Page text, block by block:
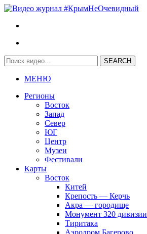
МЕНЮ
Регионы
Восток
Запад
Север
ЮГ
Центр
Музеи
Фестивали
Карты
Восток
Китей
Крепость — Керчь
Акра — городище
Монумент 320 дивизии
Тиритака
Аэродром Багерово